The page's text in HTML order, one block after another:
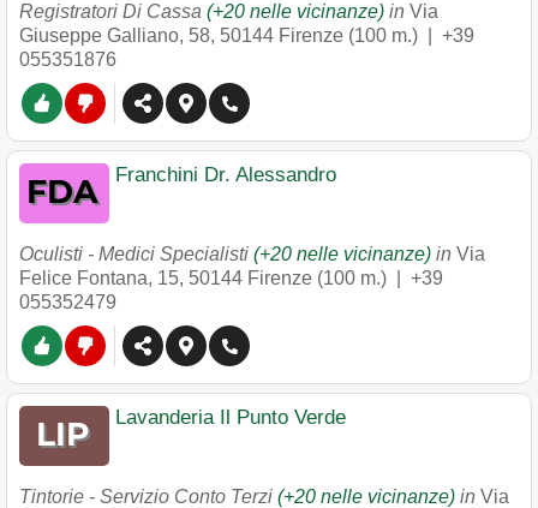
Registratori Di Cassa (+20 nelle vicinanze) in Via
Giuseppe Galliano, 58, 50144 Firenze (100 m.) | +39
055351876
Franchini Dr. Alessandro
Oculisti - Medici Specialisti (+20 nelle vicinanze) in Via
Felice Fontana, 15, 50144 Firenze (100 m.) | +39
055352479
Lavanderia Il Punto Verde
Tintorie - Servizio Conto Terzi (+20 nelle vicinanze) in Via